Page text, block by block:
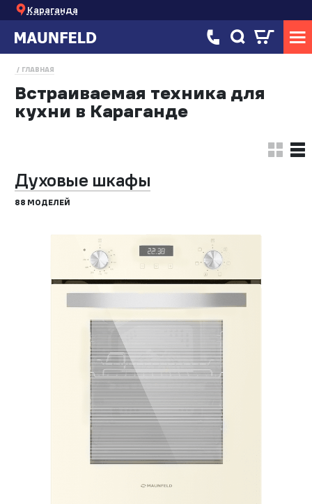
Караганда
ГЛАВНАЯ
Встраиваемая техника для
кухни в Караганде
Духовые шкафы
88 МОДЕЛЕЙ